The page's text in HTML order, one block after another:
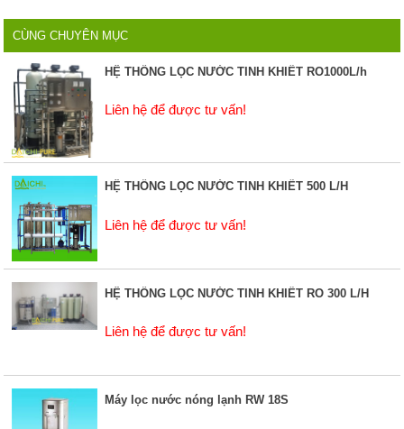
CÙNG CHUYÊN MỤC
HỆ THỐNG LỌC NƯỚC TINH KHIẾT RO1000L/h
Liên hệ để được tư vấn!
HỆ THỐNG LỌC NƯỚC TINH KHIẾT 500 L/H
Liên hệ để được tư vấn!
HỆ THỐNG LỌC NƯỚC TINH KHIẾT RO 300 L/H
Liên hệ để được tư vấn!
Máy lọc nước nóng lạnh RW 18S